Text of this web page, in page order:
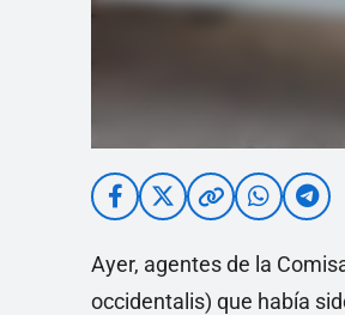
Ayer, agentes de la
occidentalis) que había